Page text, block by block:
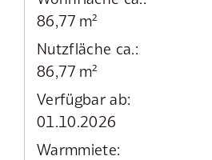
86,77 m²
Nutzfläche ca.:
86,77 m²
Verfügbar ab:
01.10.2026
Warmmiete: